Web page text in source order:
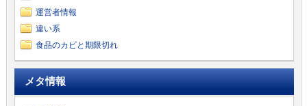
運営者情報
違い系
食品のカビと期限切れ
メタ情報